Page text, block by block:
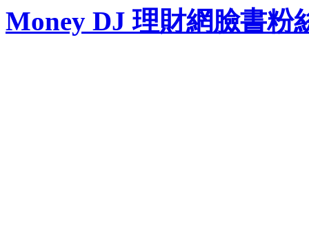
Money DJ 理財網臉書粉